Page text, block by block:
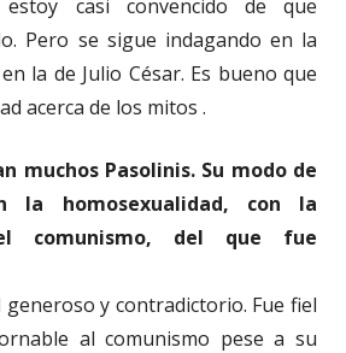
casi convencido de que
Pero se sigue indagando en la
la de Julio César. Es bueno que
acerca de los mitos .
muchos Pasolinis. Su modo de
la homosexualidad, con la
comunismo, del que fue
y contradictorio. Fue fiel
al comunismo pese a su